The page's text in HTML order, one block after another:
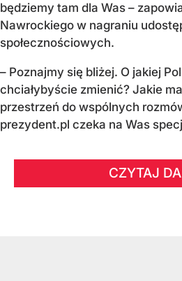
będziemy tam dla Was –
Nawrockiego w nagraniu
społecznościowych.
– Poznajmy się bliżej. O jakiej
chciałybyście zmienić? Jakie
przestrzeń do wspólnych
prezydent.pl czeka na Was
CZYTAJ